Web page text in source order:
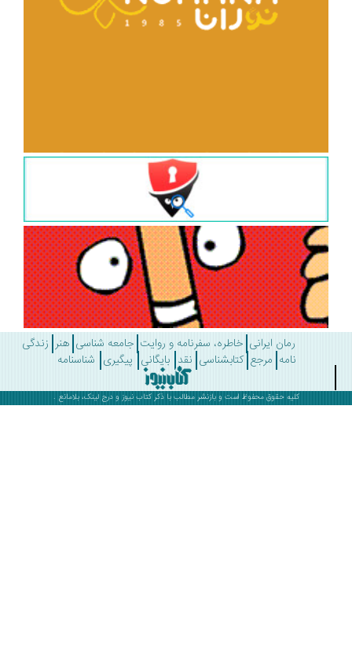
رمان ایرانی خاطره، سفرنامه و روایت جامعه شناسی هنر زندگی
مرجع کتابشناسی نقد بایگانی پیگیری شناسنامه
کلیه حقوق محفوظ است و بازنشر مطالب با ذکرکتاب نیوز و درج لینک، بلامانع .